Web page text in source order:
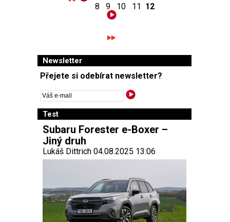
8 9 10 11 12
Newsletter
Přejete si odebírat newsletter?
Test
Subaru Forester e-Boxer –
Jiný druh
Lukáš Dittrich 04.08.2025 13:06